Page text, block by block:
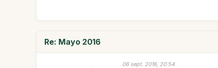
Re: Mayo 2016
06 sept. 2016, 20:54